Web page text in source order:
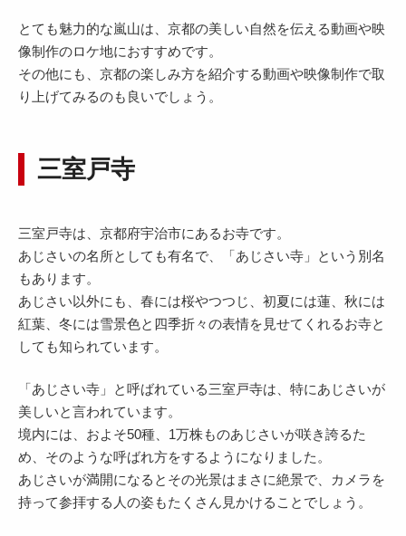
とても魅力的な嵐山は、京都の美しい自然を伝える動画や映
像制作のロケ地におすすめです。
その他にも、京都の楽しみ方を紹介する動画や映像制作で取
り上げてみるのも良いでしょう。
三室戸寺
三室戸寺は、京都府宇治市にあるお寺です。
あじさいの名所としても有名で、「あじさい寺」という別名
もあります。
あじさい以外にも、春には桜やつつじ、初夏には蓮、秋には
紅葉、冬には雪景色と四季折々の表情を見せてくれるお寺と
しても知られています。
「あじさい寺」と呼ばれている三室戸寺は、特にあじさいが
美しいと言われています。
境内には、およそ50種、1万株ものあじさいが咲き誇るた
め、そのような呼ばれ方をするようになりました。
あじさいが満開になるとその光景はまさに絶景で、カメラを
持って参拝する人の姿もたくさん見かけることでしょう。